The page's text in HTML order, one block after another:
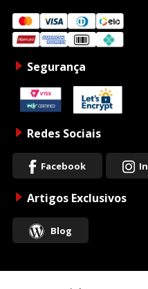
Segurança
Redes Sociais
Facebook
Artigos Exclusivos
Blog